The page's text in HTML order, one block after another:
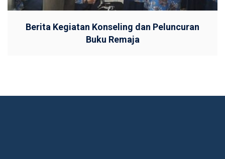
Berita Kegiatan Konseling dan Peluncuran
Buku Remaja